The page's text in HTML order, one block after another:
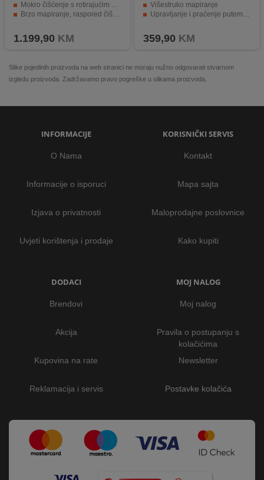
Mokro čišćenje s rotirajućim krpama
Brzo mapiranje, raspored čišćenja, višenamjenska karta
1.199,90 KM
Višestruko mapiranje
Upravljanje i praćenje putem aplikacije
359,90 KM
Slike pojedinih proizvoda na web stranici ne moraju nužno odgovarati stvarnom
izgledu proizvoda. Zadržavamo pravo pogreške u slikama proizvoda.
INFORMACIJE
O Nama
Informacije o isporuci
Izjava o privatnosti
Uvjeti korištenja i prodaje
KORISNIČKI SERVIS
Kontakt
Mapa sajta
Maloprodajne poslovnice
Kako kupiti
DODACI
Brendovi
Akcija
Kupovina na rate
Reklamacija i servis
MOJ NALOG
Moj nalog
Pravila o postupanju s
kolačićima
Newsletter
Postavke kolačića